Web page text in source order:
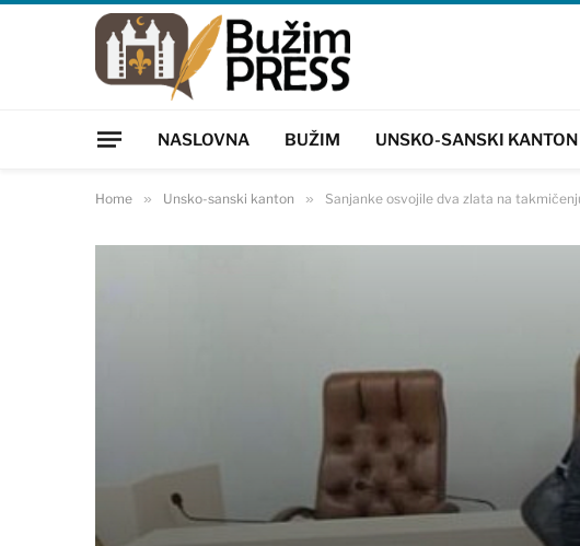
NASLOVNA BUŽIM UNSKO-SANSKI KANTON
Home » Unsko-sanski kanton » Sanjanke osvojile dva zlata na